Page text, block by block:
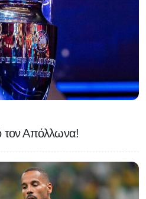
τον Απόλλωνα!